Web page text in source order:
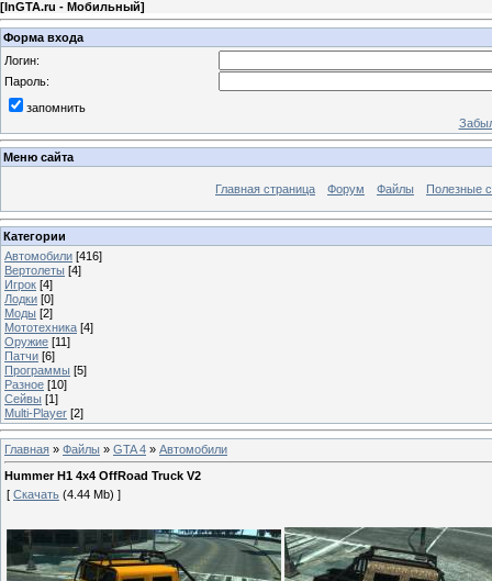
[InGTA.ru - Мобильный]
Форма входа
Логин:
Пароль:
запомнить
Меню сайта
Главная страница Форум Файлы Полезные
Категории
Автомобили [416]
Вертолеты [4]
Игрок [4]
Лодки [0]
Моды [2]
Мототехника [4]
Оружие [11]
Патчи [6]
Программы [5]
Разное [10]
Сейвы [1]
Multi-Player [2]
Главная » Файлы » GTA 4 » Автомобили
Hummer H1 4x4 OffRoad Truck V2
[ Скачать (4.44 Mb) ]